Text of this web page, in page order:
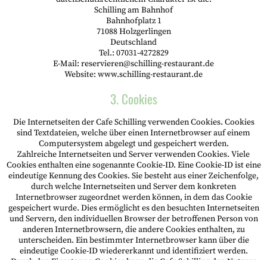
Schilling am Bahnhof
Bahnhofplatz 1
71088 Holzgerlingen
Deutschland
Tel.: 07031-4272829
E-Mail: reservieren@schilling-restaurant.de
Website: www.schilling-restaurant.de
3. Cookies
Die Internetseiten der Cafe Schilling verwenden Cookies. Cookies
sind Textdateien, welche über einen Internetbrowser auf einem
Computersystem abgelegt und gespeichert werden.
Zahlreiche Internetseiten und Server verwenden Cookies. Viele
Cookies enthalten eine sogenannte Cookie-ID. Eine Cookie-ID ist eine
eindeutige Kennung des Cookies. Sie besteht aus einer Zeichenfolge,
durch welche Internetseiten und Server dem konkreten
Internetbrowser zugeordnet werden können, in dem das Cookie
gespeichert wurde. Dies ermöglicht es den besuchten Internetseiten
und Servern, den individuellen Browser der betroffenen Person von
anderen Internetbrowsern, die andere Cookies enthalten, zu
unterscheiden. Ein bestimmter Internetbrowser kann über die
eindeutige Cookie-ID wiedererkannt und identifiziert werden.